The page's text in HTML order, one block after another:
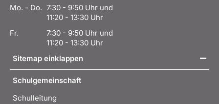
Mo. - Do. 7:30 - 9:50 Uhr und
11:20 - 13:30 Uhr
Fr.
7:30 - 9:50 Uhr und
11:20 - 13:30 Uhr
Sitemap einklappen
Schulgemeinschaft
Schulleitung